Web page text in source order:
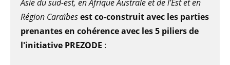
Asie du sud-est, en Afrique Australe et de l’Est et en
Région Caraïbesest co-construit avec les parties
prenantes en cohérence avec les 5 piliers de
l'initiative PREZODE :